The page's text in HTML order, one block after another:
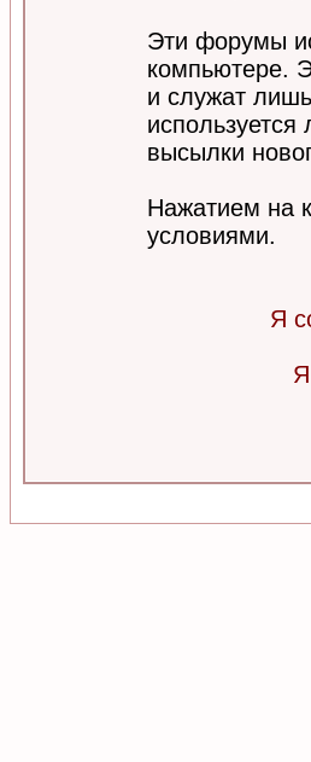
Эти форумы
компьютере.
и служат
высылки
Нажатием на
условиями.
Я